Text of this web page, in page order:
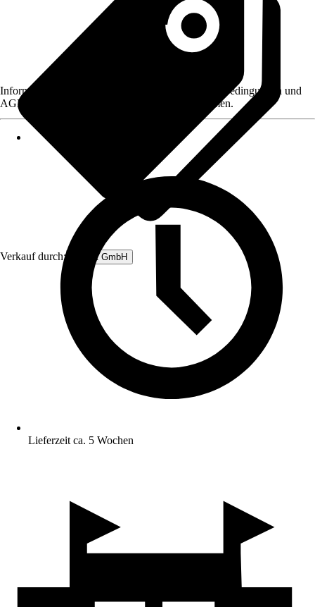
Verkauf durch: Rubart GmbH
Informationen des Verkäufers, wie z. B. Rückgabebedingungen und
AGB, finden Sie bei Klick auf den Verkäufernamen.
Lieferzeit ca. 5 Wochen